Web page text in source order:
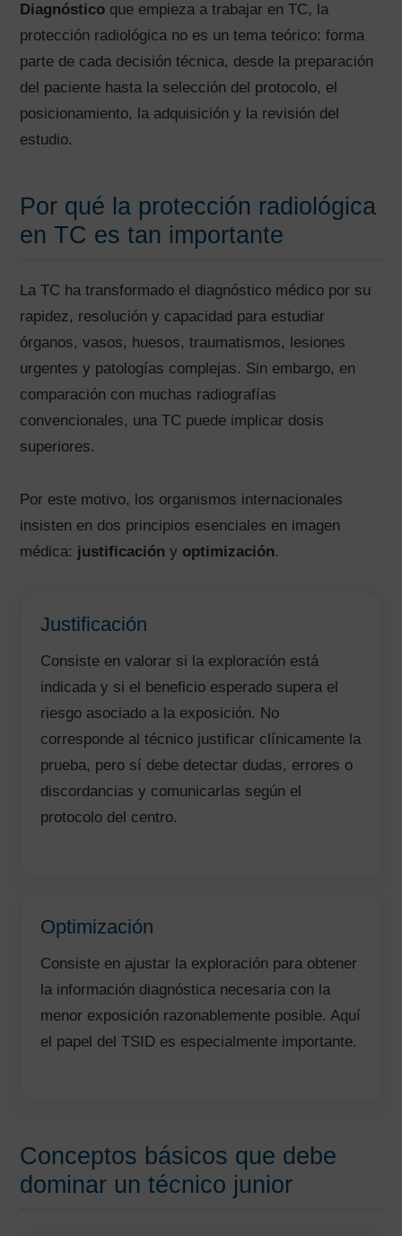
Diagnóstico que empieza a trabajar en TC, la
protección radiológica no es un tema teórico: forma
parte de cada decisión técnica, desde la preparación
del paciente hasta la selección del protocolo, el
posicionamiento, la adquisición y la revisión del
estudio.
Por qué la protección radiológica
en TC es tan importante
La TC ha transformado el diagnóstico médico por su
rapidez, resolución y capacidad para estudiar
órganos, vasos, huesos, traumatismos, lesiones
urgentes y patologías complejas. Sin embargo, en
comparación con muchas radiografías
convencionales, una TC puede implicar dosis
superiores.
Por este motivo, los organismos internacionales
insisten en dos principios esenciales en imagen
médica: justificación y optimización.
Justificación
Consiste en valorar si la exploración está
indicada y si el beneficio esperado supera el
riesgo asociado a la exposición. No
corresponde al técnico justificar clínicamente la
prueba, pero sí debe detectar dudas, errores o
discordancias y comunicarlas según el
protocolo del centro.
Optimización
Consiste en ajustar la exploración para obtener
la información diagnóstica necesaria con la
menor exposición razonablemente posible. Aquí
el papel del TSID es especialmente importante.
Conceptos básicos que debe
dominar un técnico junior